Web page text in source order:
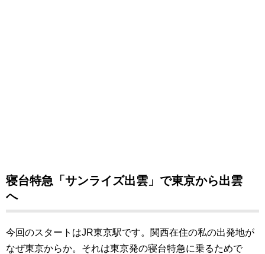
寝台特急「サンライズ出雲」で東京から出雲
へ
今回のスタートはJR東京駅です。関西在住の私の出発地が
なぜ東京からか。それは東京発の寝台特急に乗るためで